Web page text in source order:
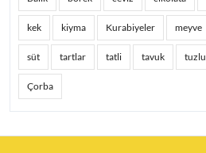
kek kiyma Kurabiyeler meyve
süt tartlar tatli tavuk tuzlu
Çorba